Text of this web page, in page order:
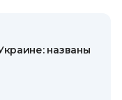
названы